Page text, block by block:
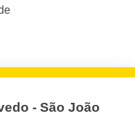
- São João